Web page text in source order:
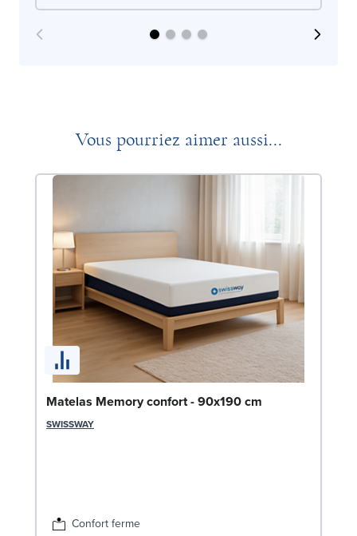
Vous pourriez aimer aussi...
Matelas Memory confort - 90x190 cm
SWISSWAY
Confort ferme